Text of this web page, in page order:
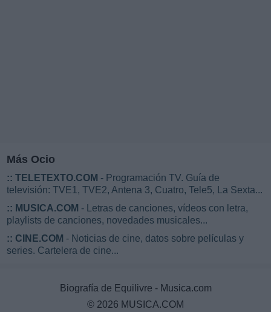
Más Ocio
:: TELETEXTO.COM - Programación TV. Guía de
televisión: TVE1, TVE2, Antena 3, Cuatro, Tele5, La Sexta...
:: MUSICA.COM - Letras de canciones, vídeos con letra,
playlists de canciones, novedades musicales...
:: CINE.COM - Noticias de cine, datos sobre películas y
series. Cartelera de cine...
Biografía de Equilivre - Musica.com
© 2026 MUSICA.COM